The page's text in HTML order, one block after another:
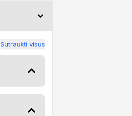
Sutraukti visus